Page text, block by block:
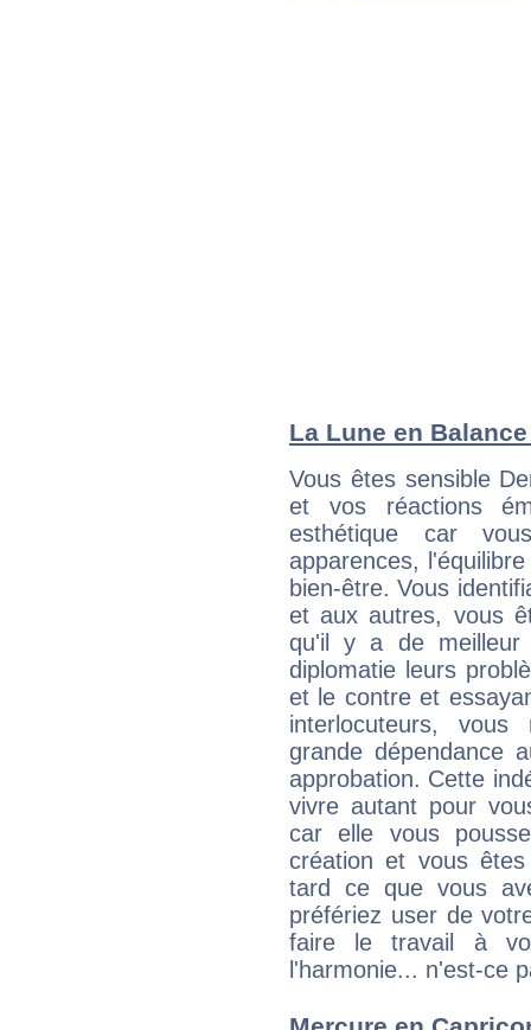
La Lune en
Vous êtes sensible
et vos réactions
esthétique car
apparences,
bien-être. Vous
et aux autres, vous
qu'il y a de
diplomatie leurs
et le contre et
interlocuteurs,
grande dépendance
approbation. Cette
vivre autant pour
car elle vous
création et vous
tard ce que vous
préfériez user de
faire le travail à
l'harmonie... n'est-ce